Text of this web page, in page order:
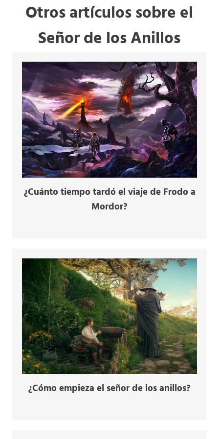
Otros artículos sobre el
Señor de los Anillos
¿Cuánto tiempo tardó el viaje de Frodo a
Mordor?
¿Cómo empieza el señor de los anillos?